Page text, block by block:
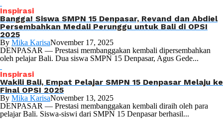
Inspirasi
Bangga! Siswa SMPN 15 Denpasar, Revand dan Abdiel
Persembahkan Medali Perunggu untuk Bali di OPSI
2025
By Mika KarisaNovember 17, 2025
DENPASAR — Prestasi membanggakan kembali dipersembahkan
oleh pelajar Bali. Dua siswa SMPN 15 Denpasar, Agus Gede...
Inspirasi
Wakili Bali, Empat Pelajar SMPN 15 Denpasar Melaju ke
Final OPSI 2025
By Mika KarisaNovember 13, 2025
DENPASAR — Prestasi membanggakan kembali diraih oleh para
pelajar Bali. Siswa-siswi dari SMPN 15 Denpasar berhasil...